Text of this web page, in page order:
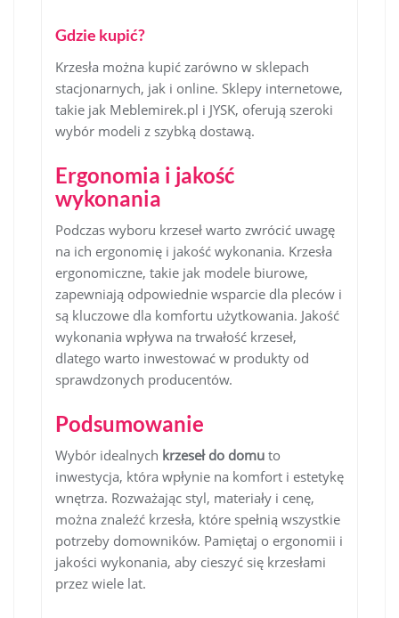
Gdzie kupić?
Krzesła można kupić zarówno w sklepach
stacjonarnych, jak i online. Sklepy internetowe,
takie jak Meblemirek.pl i JYSK, oferują szeroki
wybór modeli z szybką dostawą.
Ergonomia i jakość
wykonania
Podczas wyboru krzeseł warto zwrócić uwagę
na ich ergonomię i jakość wykonania. Krzesła
ergonomiczne, takie jak modele biurowe,
zapewniają odpowiednie wsparcie dla pleców i
są kluczowe dla komfortu użytkowania. Jakość
wykonania wpływa na trwałość krzeseł,
dlatego warto inwestować w produkty od
sprawdzonych producentów.
Podsumowanie
Wybór idealnych krzeseł do domu to
inwestycja, która wpłynie na komfort i estetykę
wnętrza. Rozważając styl, materiały i cenę,
można znaleźć krzesła, które spełnią wszystkie
potrzeby domowników. Pamiętaj o ergonomii i
jakości wykonania, aby cieszyć się krzesłami
przez wiele lat.